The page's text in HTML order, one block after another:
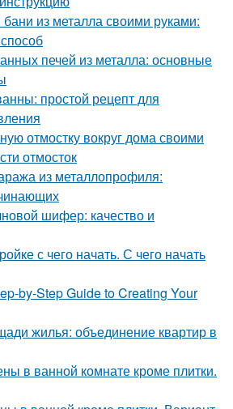
из металла своими руками:
печей из металла: основные
простой рецепт для
отмостку вокруг дома своими
отмосток
из металлопрофиля:
шифер: качество и
с чего начать. С чего начать
by-Step Guide to Creating Your
жилья: объединение квартир в
в ванной комнате кроме плитки.